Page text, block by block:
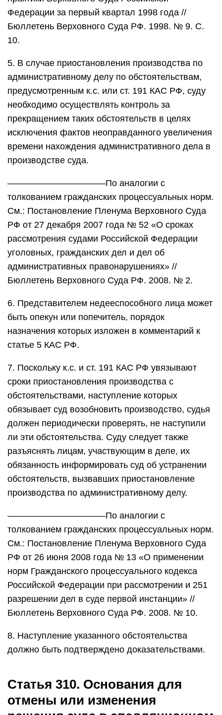
Федерации за первый квартал 1998 года //
Бюллетень Верховного Суда РФ. 1998. № 9. С.
10.
5. В случае приостановления производства по
административному делу по обстоятельствам,
предусмотренным к.с. или ст. 191 КАС РФ, суду
необходимо осуществлять контроль за
прекращением таких обстоятельств в целях
исключения фактов неоправданного увеличения
времени нахождения административного дела в
производстве суда.
———————————По аналогии с
толкованием гражданских процессуальных норм.
См.: Постановление Пленума Верховного Суда
РФ от 27 декабря 2007 года № 52 «О сроках
рассмотрения судами Российской Федерации
уголовных, гражданских дел и дел об
административных правонарушениях» //
Бюллетень Верховного Суда РФ. 2008. № 2.
6. Представителем недееспособного лица может
быть опекун или попечитель, порядок
назначения которых изложен в комментарий к
статье 5 КАС РФ.
7. Поскольку к.с. и ст. 191 КАС РФ увязывают
сроки приостановления производства с
обстоятельствами, наступление которых
обязывает суд возобновить производство, судья
должен периодически проверять, не наступили
ли эти обстоятельства. Суду следует также
разъяснять лицам, участвующим в деле, их
обязанность информировать суд об устранении
обстоятельств, вызвавших приостановление
производства по административному делу.
———————————По аналогии с
толкованием гражданских процессуальных норм.
См.: Постановление Пленума Верховного Суда
РФ от 26 июня 2008 года № 13 «О применении
норм Гражданского процессуального кодекса
Российской Федерации при рассмотрении и 251
разрешении дел в суде первой инстанции» //
Бюллетень Верховного Суда РФ. 2008. № 10.
8. Наступление указанного обстоятельства
должно быть подтверждено доказательствами.
Статья 310. Основания для
отмены или изменения